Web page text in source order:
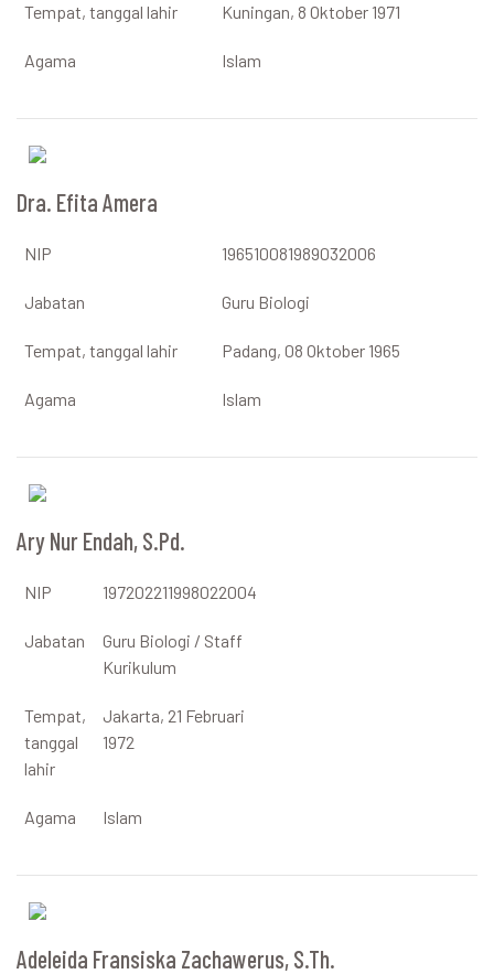
Tempat, tanggal lahir Kuningan, 8 Oktober 1971
Agama Islam
Dra. Efita Amera
NIP 196510081989032006
Jabatan Guru Biologi
Tempat, tanggal lahir Padang, 08 Oktober 1965
Agama Islam
Ary Nur Endah, S.Pd.
NIP 197202211998022004
Jabatan
Guru Biologi / Staff
Kurikulum
Tempat,
tanggal
lahir
Jakarta, 21 Februari
1972
Agama Islam
Adeleida Fransiska Zachawerus, S.Th.